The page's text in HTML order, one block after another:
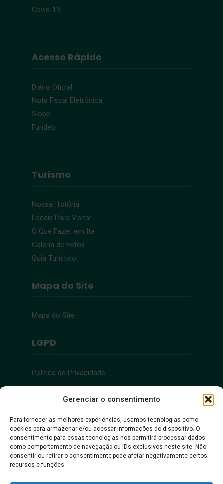
Gerenciar o consentimento
Para fornecer as melhores experiências, usamos tecnologias como
cookies para armazenar e/ou acessar informações do dispositivo. O
consentimento para essas tecnologias nos permitirá processar dados
como comportamento de navegação ou IDs exclusivos neste site. Não
consentir ou retirar o consentimento pode afetar negativamente certos
recursos e funções.
Covid-19
Acesso Rápido
Diário Oficial
Nota Fiscal Eletrônica
Siope
Fundeb
Turismo
Nossa História
Locais Para Visitar
O Que Fazer em Ita
Galeria de Fotos
Guia Turístico
Mapa do Site
Mapa do Site
LGPD
Política de Privacidade
Acessibilidade
Acessibilidade